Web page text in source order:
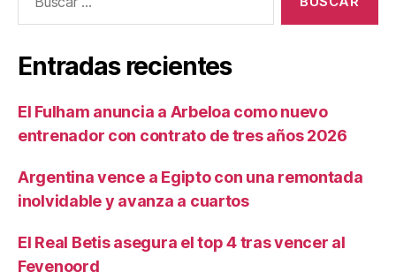
Entradas recientes
El Fulham anuncia a Arbeloa como nuevo
entrenador con contrato de tres años 2026
Argentina vence a Egipto con una remontada
inolvidable y avanza a cuartos
El Real Betis asegura el top 4 tras vencer al
Feyenoord